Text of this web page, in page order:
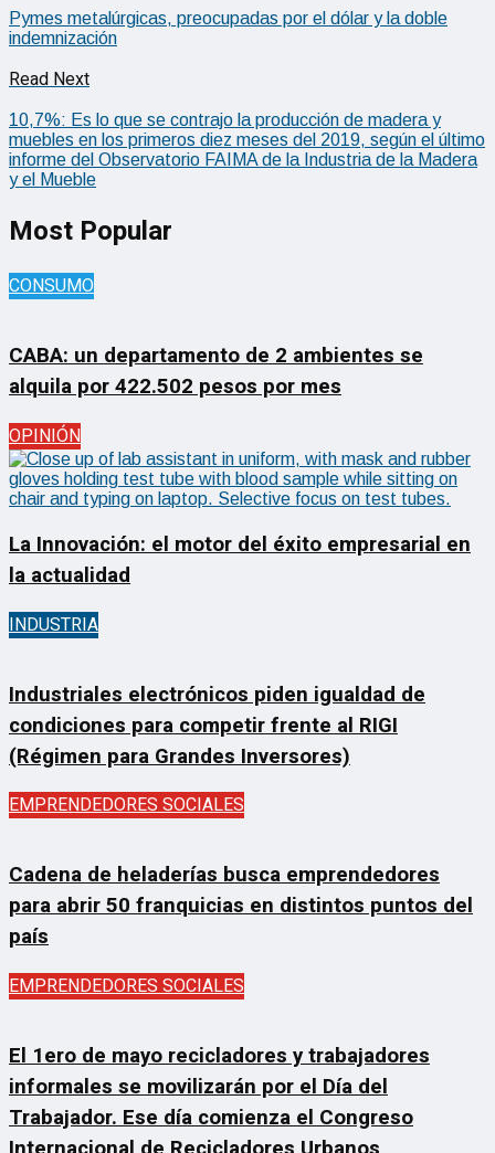
Pymes metalúrgicas, preocupadas por el dólar y la doble
indemnización
Read Next
10,7%: Es lo que se contrajo la producción de madera y
muebles en los primeros diez meses del 2019, según el último
informe del Observatorio FAIMA de la Industria de la Madera
y el Mueble
Most Popular
CONSUMO
CABA: un departamento de 2 ambientes se
alquila por 422.502 pesos por mes
OPINIÓN
La Innovación: el motor del éxito empresarial en
la actualidad
INDUSTRIA
Industriales electrónicos piden igualdad de
condiciones para competir frente al RIGI
(Régimen para Grandes Inversores)
EMPRENDEDORES SOCIALES
Cadena de heladerías busca emprendedores
para abrir 50 franquicias en distintos puntos del
país
EMPRENDEDORES SOCIALES
El 1ero de mayo recicladores y trabajadores
informales se movilizarán por el Día del
Trabajador. Ese día comienza el Congreso